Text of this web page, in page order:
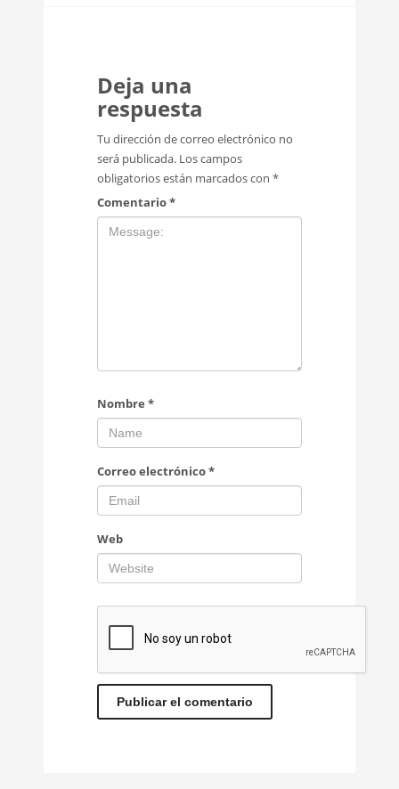
Deja una
respuesta
Tu dirección de correo electrónico no
será publicada. Los campos
obligatorios están marcados con *
Comentario*
Nombre *
Correo electrónico*
Web